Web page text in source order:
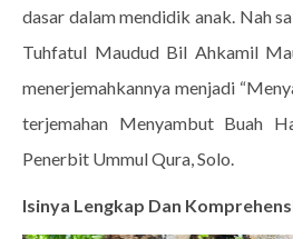
dasar dalam mendidik anak. Nah
Tuhfatul Maudud Bil Ahkamil
menerjemahkannya menjadi
terjemahan Menyambut Buah
Penerbit Ummul Qura, Solo.
Isinya Lengkap Dan